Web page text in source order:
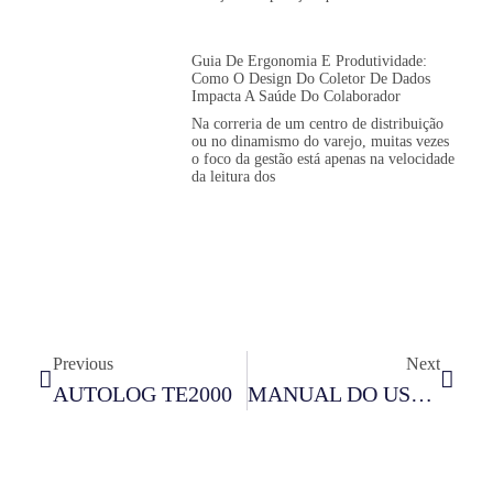
Guia De Ergonomia E Produtividade:
Como O Design Do Coletor De Dados
Impacta A Saúde Do Colaborador
Na correria de um centro de distribuição
ou no dinamismo do varejo, muitas vezes
o foco da gestão está apenas na velocidade
da leitura dos
Previous
AUTOLOG TE2000
Next
MANUAL DO USUARIO E-CLASS